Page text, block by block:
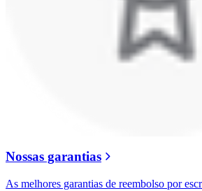
Nossas garantias
As melhores garantias de reembolso por